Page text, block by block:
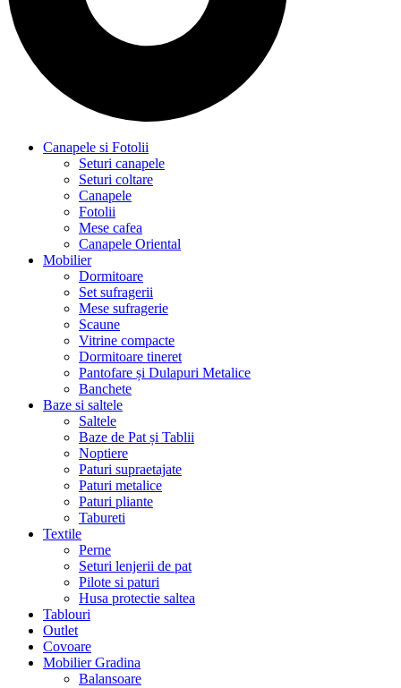
Canapele si Fotolii
Seturi canapele
Seturi coltare
Canapele
Fotolii
Mese cafea
Canapele Oriental
Mobilier
Dormitoare
Set sufragerii
Mese sufragerie
Scaune
Vitrine compacte
Dormitoare tineret
Pantofare și Dulapuri Metalice
Banchete
Baze si saltele
Saltele
Baze de Pat și Tablii
Noptiere
Paturi supraetajate
Paturi metalice
Paturi pliante
Tabureti
Textile
Perne
Seturi lenjerii de pat
Pilote si paturi
Husa protectie saltea
Tablouri
Outlet
Covoare
Mobilier Gradina
Balansoare